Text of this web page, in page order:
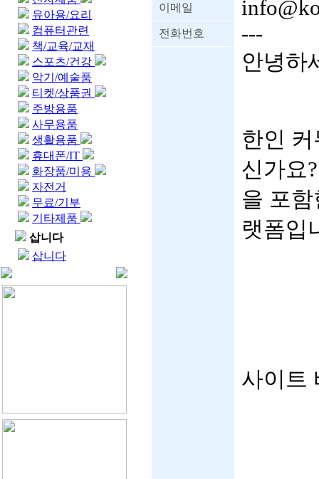
유아용/요리
컴퓨터관련
책/교육/교재
스포츠/건강
악기/예술품
티켓/상품권
주방용품
사무용품
생활용품
휴대폰/IT
화장품/미용
자전거
무료/기부
기타제품
삽니다
삽니다
이메일
전화번호 ---
안녕하
한인
신가요
을 포
랫폼입
사이트